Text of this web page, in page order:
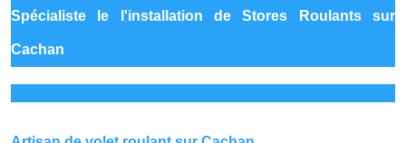
Spécialiste le l'installation de Stores Roulants sur
Cachan